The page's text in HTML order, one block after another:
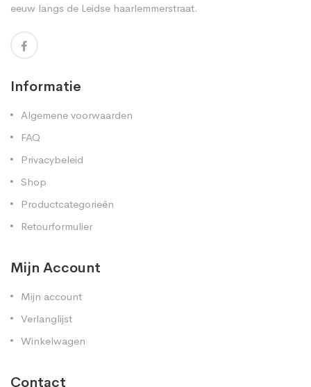
eeuw langs de Leidse haarlemmerstraat.
Informatie
Algemene voorwaarden
FAQ
Privacybeleid
Shop
Productcategorieën
Retourformulier
Mijn Account
Mijn account
Verlanglijst
Winkelwagen
Contact